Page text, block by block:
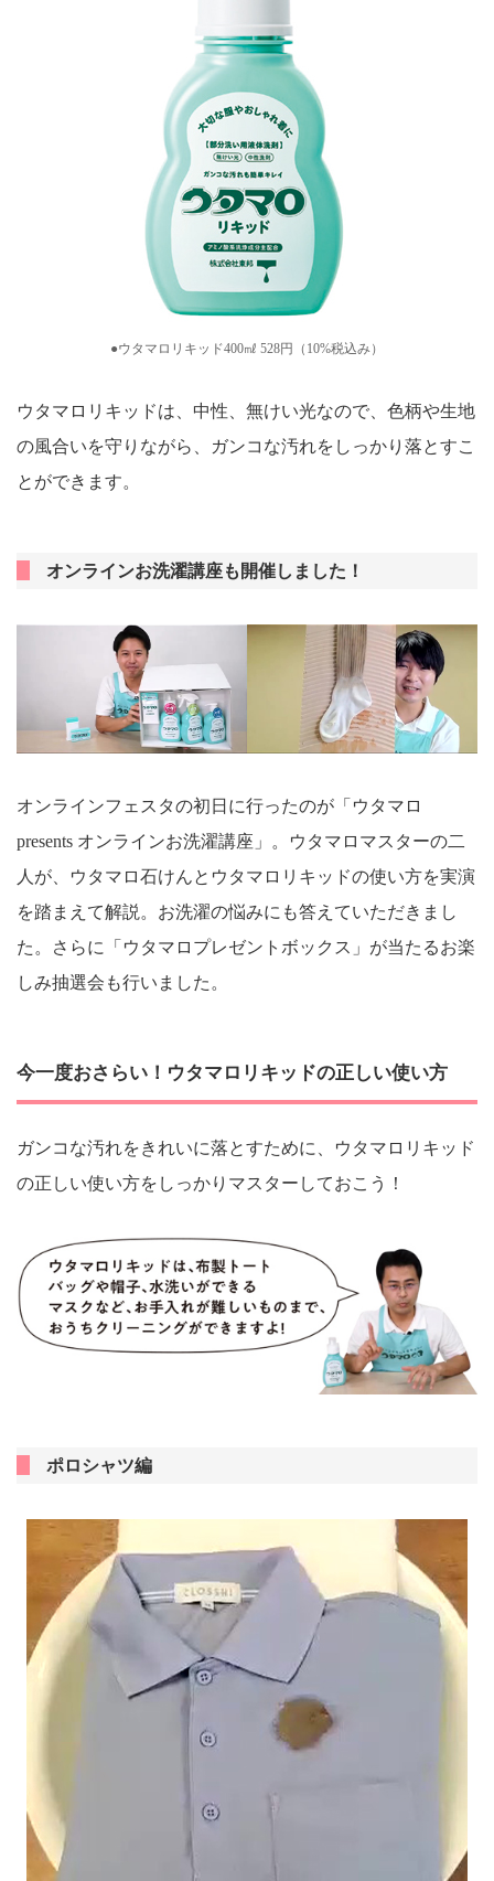
●ウタマロリキッド400㎖ 528円（10%税込み）
ウタマロリキッドは、中性、無けい光なので、色柄や生地
の風合いを守りながら、ガンコな汚れをしっかり落とすこ
とができます。
オンラインお洗濯講座も開催しました！
オンラインフェスタの初日に行ったのが「ウタマロ
presents オンラインお洗濯講座」。ウタマロマスターの二
人が、ウタマロ石けんとウタマロリキッドの使い方を実演
を踏まえて解説。お洗濯の悩みにも答えていただきまし
た。さらに「ウタマロプレゼントボックス」が当たるお楽
しみ抽選会も行いました。
今一度おさらい！ウタマロリキッドの正しい使い方
ガンコな汚れをきれいに落とすために、ウタマロリキッド
の正しい使い方をしっかりマスターしておこう！
ポロシャツ編